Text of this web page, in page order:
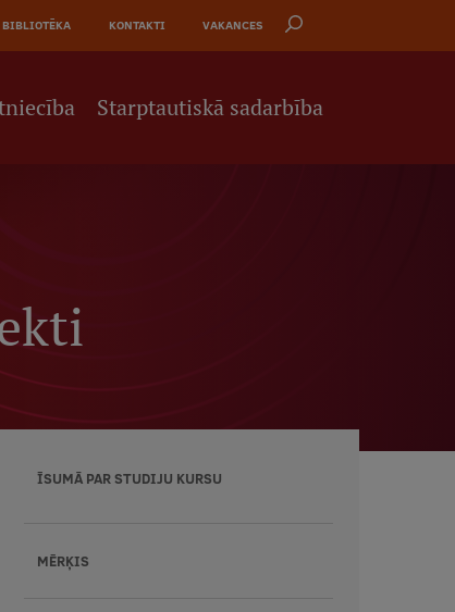
BIBLIOTĒKA KONTAKTI VAKANCES
Starptautiskā sadarbība
ĪSUMĀ PAR STUDIJU KURSU
MĒRĶIS